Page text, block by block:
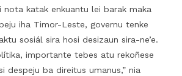
nota katak enkuantu lei barak maka
iha Timor-Leste, governu tenke
sosiál sira hosi desizaun sira-ne’e.
importante tebes atu rekoñese
despeju ba direitus umanus,” nia